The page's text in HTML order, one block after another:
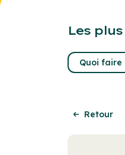
Les
Quoi faire
Retour